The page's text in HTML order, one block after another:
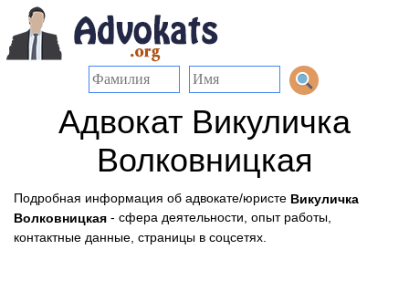
Адвокат Викуличка
Волковницкая
Подробная информация об адвокате/юристе Викуличка
Волковницкая - сфера деятельности, опыт работы,
контактные данные, страницы в соцсетях.